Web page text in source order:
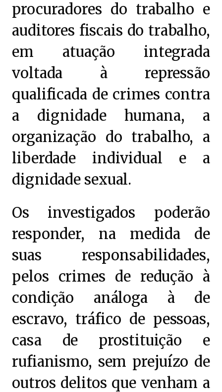
procuradores do trabalho e
auditores fiscais do trabalho,
em atuação integrada
voltada à repressão
qualificada de crimes contra
a dignidade humana, a
organização do trabalho, a
liberdade individual e a
dignidade sexual.
Os investigados poderão
responder, na medida de
suas responsabilidades,
pelos crimes de redução à
condição análoga à de
escravo, tráfico de pessoas,
casa de prostituição e
rufianismo, sem prejuízo de
outros delitos que venham a